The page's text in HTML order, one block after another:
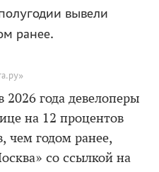
вывели
ранее.
года девелоперы
на 12 процентов
чем годом ранее,
со ссылкой на